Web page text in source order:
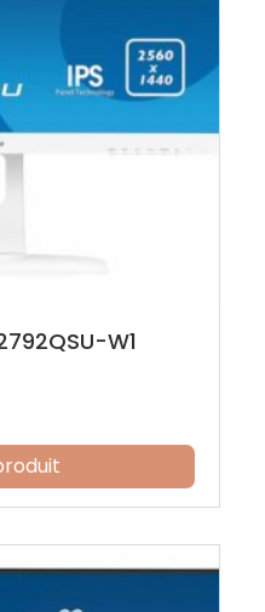
W1